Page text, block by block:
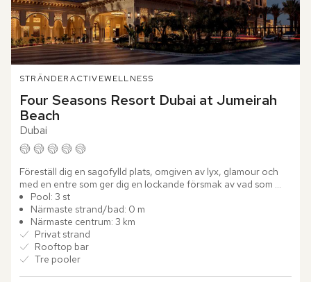
STRÄNDERACTIVEWELLNESS
Four Seasons Resort Dubai at Jumeirah
Beach
Dubai
Föreställ dig en sagofylld plats, omgiven av lyx, glamour och
med en entre som ger dig en lockande försmak av vad som
väntar. Välkommen till Four Seasons Resort Dubai at
Jumeirah...
Pool: 3 st
Närmaste strand/bad: 0 m
Närmaste centrum: 3 km
Privat strand
Rooftop bar
Tre pooler